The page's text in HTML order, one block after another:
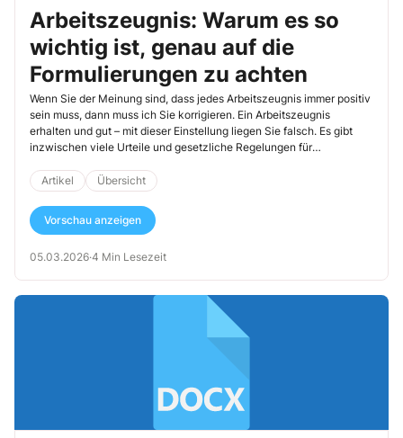
Arbeitszeugnis: Warum es so
wichtig ist, genau auf die
Formulierungen zu achten
Wenn Sie der Meinung sind, dass jedes Arbeitszeugnis immer positiv
sein muss, dann muss ich Sie korrigieren. Ein Arbeitszeugnis
erhalten und gut – mit dieser Einstellung liegen Sie falsch. Es gibt
inzwischen viele Urteile und gesetzliche Regelungen für
seine Sprache von einer ausgesuchten Höflichkeit und der Inhalt
vom Wohlwollen geprägt. Lassen Sie sich dadurch nicht täuschen,
es können negativ gemeinte Fallen dahinterstecken. Im Laufe der
Zeit hat sich eine Art Zeugniscode etabliert, der versteckte, aber
„schönen“ Formulierungen aufdeckt. Lesen Sie, was zwischen den
Artikel Übersicht
Vorschau anzeigen
05.03.2026·4 Min Lesezeit